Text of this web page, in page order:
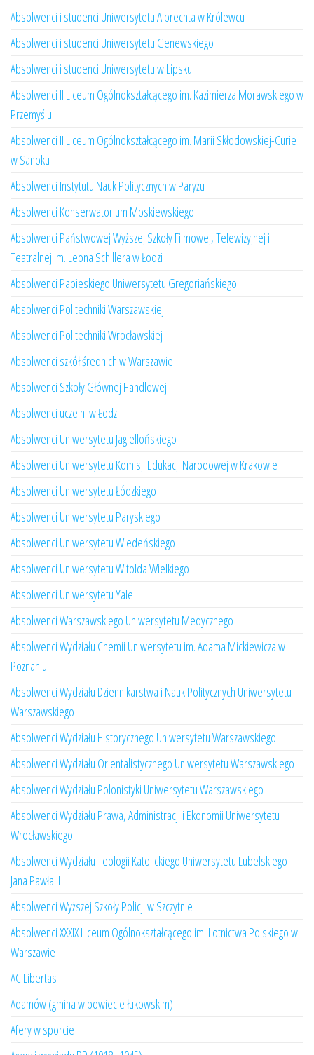
Absolwenci i studenci Uniwersytetu Albrechta w Królewcu
Absolwenci i studenci Uniwersytetu Genewskiego
Absolwenci i studenci Uniwersytetu w Lipsku
Absolwenci II Liceum Ogólnokształcącego im. Kazimierza Morawskiego w
Przemyślu
Absolwenci II Liceum Ogólnokształcącego im. Marii Skłodowskiej-Curie
w Sanoku
Absolwenci Instytutu Nauk Politycznych w Paryżu
Absolwenci Konserwatorium Moskiewskiego
Absolwenci Państwowej Wyższej Szkoły Filmowej, Telewizyjnej i
Teatralnej im. Leona Schillera w Łodzi
Absolwenci Papieskiego Uniwersytetu Gregoriańskiego
Absolwenci Politechniki Warszawskiej
Absolwenci Politechniki Wrocławskiej
Absolwenci szkół średnich w Warszawie
Absolwenci Szkoły Głównej Handlowej
Absolwenci uczelni w Łodzi
Absolwenci Uniwersytetu Jagiellońskiego
Absolwenci Uniwersytetu Komisji Edukacji Narodowej w Krakowie
Absolwenci Uniwersytetu Łódzkiego
Absolwenci Uniwersytetu Paryskiego
Absolwenci Uniwersytetu Wiedeńskiego
Absolwenci Uniwersytetu Witolda Wielkiego
Absolwenci Uniwersytetu Yale
Absolwenci Warszawskiego Uniwersytetu Medycznego
Absolwenci Wydziału Chemii Uniwersytetu im. Adama Mickiewicza w
Poznaniu
Absolwenci Wydziału Dziennikarstwa i Nauk Politycznych Uniwersytetu
Warszawskiego
Absolwenci Wydziału Historycznego Uniwersytetu Warszawskiego
Absolwenci Wydziału Orientalistycznego Uniwersytetu Warszawskiego
Absolwenci Wydziału Polonistyki Uniwersytetu Warszawskiego
Absolwenci Wydziału Prawa, Administracji i Ekonomii Uniwersytetu
Wrocławskiego
Absolwenci Wydziału Teologii Katolickiego Uniwersytetu Lubelskiego
Jana Pawła II
Absolwenci Wyższej Szkoły Policji w Szczytnie
Absolwenci XXXIX Liceum Ogólnokształcącego im. Lotnictwa Polskiego w
Warszawie
AC Libertas
Adamów (gmina w powiecie łukowskim)
Afery w sporcie